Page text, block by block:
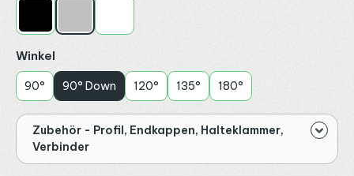
Winkel
90° 90° Down 120° 135° 180°
Zubehör - Profil, Endkappen, Halteklammer,
Verbinder